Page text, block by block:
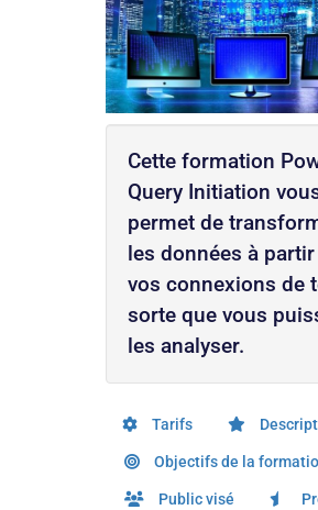
Cette formation
Query Initiation
permet de
les données à
vos connexions de
sorte que vous
les analyser.
Tarifs
Objectifs de la
Public visé